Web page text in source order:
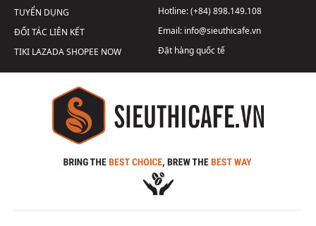
TUYỂN DỤNG
ĐỐI TÁC LIÊN KẾT
TIKI LAZADASHOPEE NOW
Hotline:(+84) 898.149.108
Email: info@sieuthicafe.vn
Đặt hàng quốc tế